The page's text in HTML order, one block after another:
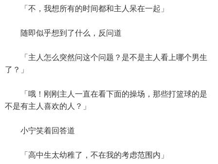
「不，我想所有的时间都和主人呆在一起」
随即似乎想到了什么，反问道
「主人怎么突然问这个问题？是不是主人看上哪个男生
了？」
「哦！刚刚主人一直在看下面的操场，那些打篮球的是
不是有主人喜欢的人？」
小宁笑着回答道
「高中生太幼稚了，不在我的考虑范围内」